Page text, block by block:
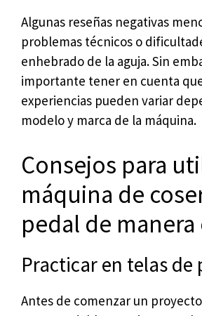
Algunas reseñas negativas
problemas técnicos o
enhebrado de la aguja. Sin
importante tener en cuenta
experiencias pueden variar
modelo y marca de la máquina.
Consejos para
máquina de
pedal de
Practicar en telas de
Antes de comenzar un